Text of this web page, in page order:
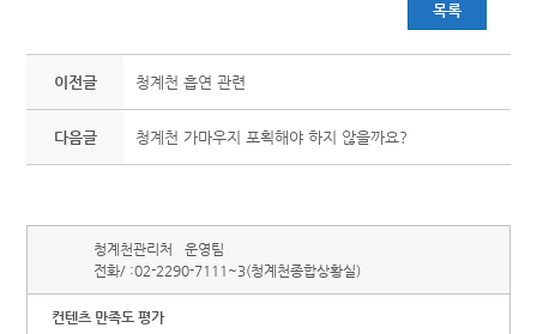
목록
이전글 청계천 흡연 관련
다음글 청계천 가마우지 포획해야 하지 않을까요?
청계천관리처
운영팀
전화/ :02-2290-7111~3(청계천종합상황실)
컨텐츠 만족도 평가